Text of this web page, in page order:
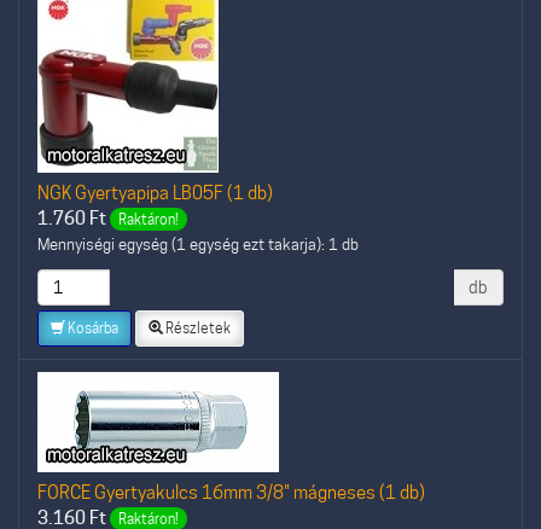
NGK Gyertyapipa LB05F (1 db)
1.760 Ft Raktáron!
Mennyiségi egység (1 egység ezt takarja): 1 db
db
Kosárba Részletek
FORCE Gyertyakulcs 16mm 3/8" mágneses (1 db)
3.160 Ft Raktáron!